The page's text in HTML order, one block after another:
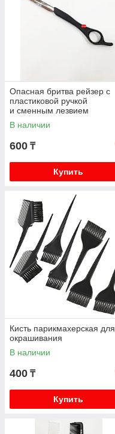
Опасная бритва рейзер с
пластиковой ручкой
и сменным лезвием
В наличии
600 ₸
Купить
Кисть парикмахерская для
окрашивания
В наличии
400 ₸
Купить